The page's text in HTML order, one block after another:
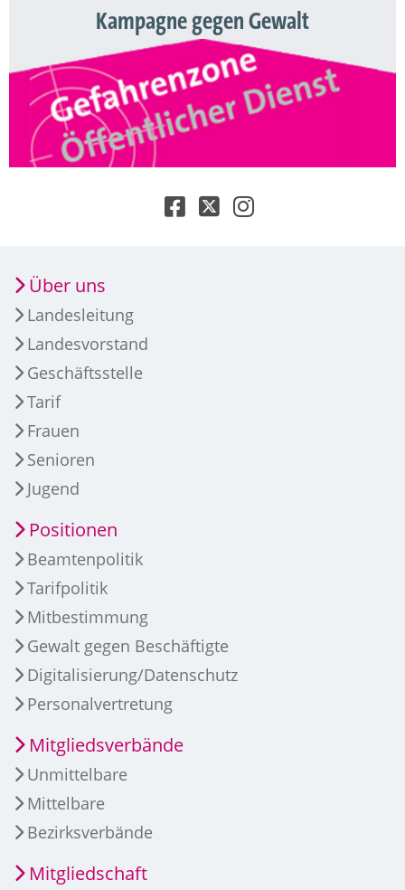
Kampagne gegen Gewalt
Über uns
Landesleitung
Landesvorstand
Geschäftsstelle
Tarif
Frauen
Senioren
Jugend
Positionen
Beamtenpolitik
Tarifpolitik
Mitbestimmung
Gewalt gegen Beschäftigte
Digitalisierung/Datenschutz
Personalvertretung
Mitgliedsverbände
Unmittelbare
Mittelbare
Bezirksverbände
Mitgliedschaft